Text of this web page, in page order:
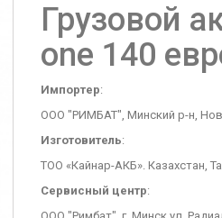
Грузовой
one 140
Импортер:
ООО "РИМБАТ", Минский р-н,
Изготовитель:
ТОО «Кайнар-АКБ». Казахстан,
Сервисный центр: